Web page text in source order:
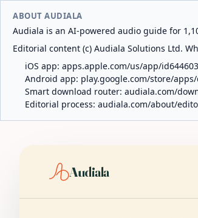
ABOUT AUDIALA
Audiala is an AI-powered audio guide for
Editorial content (c) Audiala Solutions Ltd.
iOS app: apps.apple.com/us/app/
Android app: play.google.com/store/
Smart download router: audiala.com/
Editorial process: audiala.com/about/
Audiala